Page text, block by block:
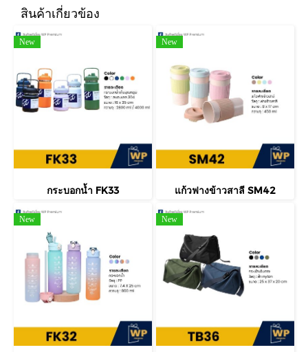
สินค้าเกี่ยวข้อง
New
กระบอกน้ำ FK33
New
แก้วฟางข้าวสาลี SM42
New New